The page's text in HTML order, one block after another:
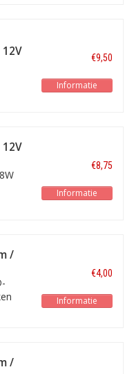
€9,50
Informatie
€8,75
Informatie
/
€4,00
Informatie
/